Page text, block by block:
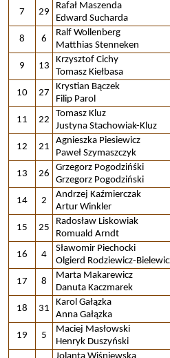
7 29
Rafał Maszenda
Edward Sucharda
8 6
Ralf Wollenberg
Matthias Stenneken
9 13
Krzysztof Cichy
Tomasz Kiełbasa
10 27
Krystian Bączek
Filip Parol
11 22
Tomasz Kluz
Justyna Stachowiak-Kluz
12 21
Agnieszka Piesiewicz
Paweł Szymaszczyk
13 26
Grzegorz Pogodzińśki
Grzegorz Pogodziński
14 2
Andrzej Kaźmierczak
Artur Winkler
15 25
Radosław Liskowiak
Romuald Arndt
16 4
Sławomir Piechocki
Olgierd Rodziewicz-
17 8
Marta Makarewicz
Danuta Kaczmarek
18 31
Karol Gałązka
Anna Gałązka
19 5
Maciej Masłowski
Henryk Duszyński